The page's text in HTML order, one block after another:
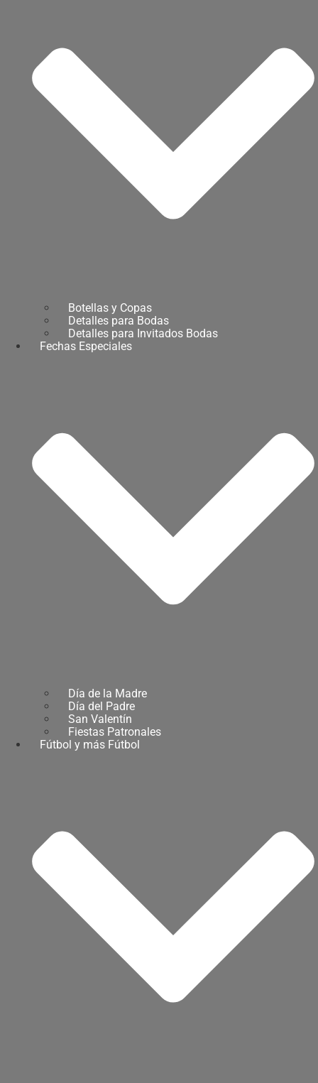
Botellas y Copas
Detalles para Bodas
Detalles para Invitados Bodas
Fechas Especiales
Día de la Madre
Día del Padre
San Valentín
Fiestas Patronales
Fútbol y más Fútbol